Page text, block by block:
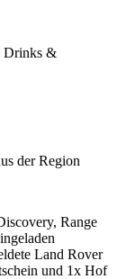
Drinks &
der Region
Range
Land Rover
und 1x Hof